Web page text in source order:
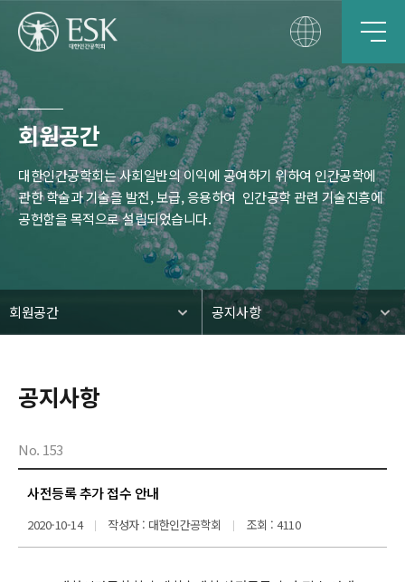
회원공간
대한인간공학회는 사회일반의 이익에 공여하기 위하여 인간공학에
관한 학술과 기술을 발전, 보급, 응용하여 인간공학 관련 기술진흥에
공헌함을 목적으로 설립되었습니다.
회원공간 공지사항
공지사항
No. 153
사전등록 추가 접수 안내
2020-10-14 작성자 : 대한인간공학회 조회 : 4110